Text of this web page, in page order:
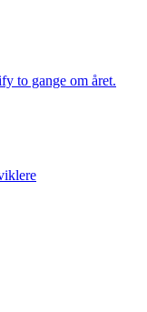
to gange om året.